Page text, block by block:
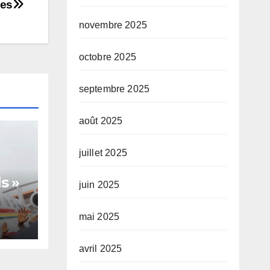
»
novembre 2025
octobre 2025
septembre 2025
août 2025
juillet 2025
juin 2025
mai 2025
avril 2025